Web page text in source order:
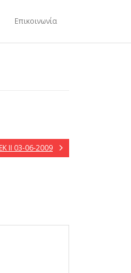
Επικοινωνία
ΙΙ 03-06-2009